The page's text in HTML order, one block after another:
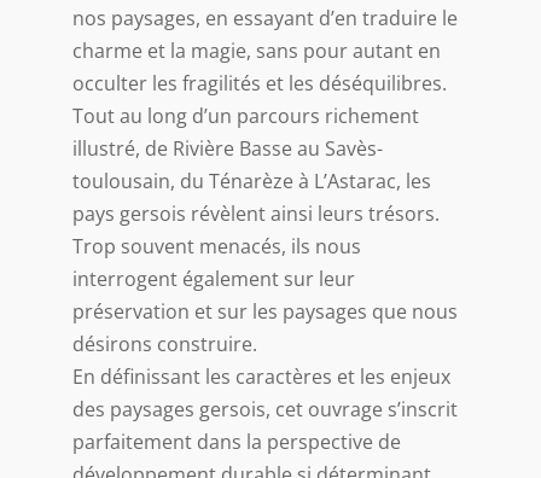
nos paysages, en essayant d’en traduire le
charme et la magie, sans pour autant en
occulter les fragilités et les déséquilibres.
Tout au long d’un parcours richement
illustré, de Rivière Basse au Savès-
toulousain, du Ténarèze à L’Astarac, les
pays gersois révèlent ainsi leurs trésors.
Trop souvent menacés, ils nous
interrogent également sur leur
préservation et sur les paysages que nous
désirons construire.
En définissant les caractères et les enjeux
des paysages gersois, cet ouvrage s’inscrit
parfaitement dans la perspective de